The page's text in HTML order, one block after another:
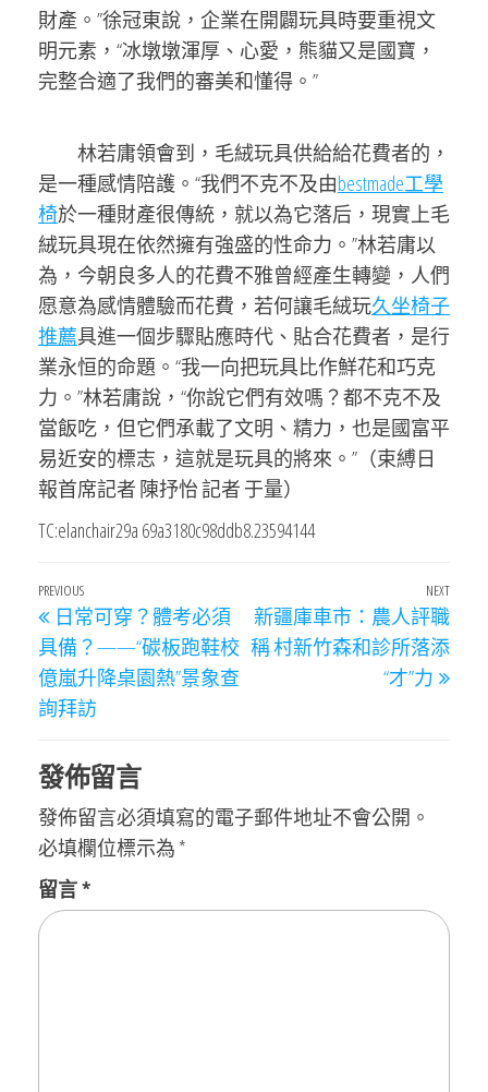
財產。”徐冠東說，企業在開闢玩具時要重視文
明元素，“冰墩墩渾厚、心愛，熊貓又是國寶，
完整合適了我們的審美和懂得。”
林若庸領會到，毛絨玩具供給給花費者的，
是一種感情陪護。“我們不克不及由bestmade工學
椅於一種財產很傳統，就以為它落后，現實上毛
絨玩具現在依然擁有強盛的性命力。”林若庸以
為，今朝良多人的花費不雅曾經產生轉變，人們
愿意為感情體驗而花費，若何讓毛絨玩久坐椅子
推薦具進一個步驟貼應時代、貼合花費者，是行
業永恒的命題。“我一向把玩具比作鮮花和巧克
力。”林若庸說，“你說它們有效嗎？都不克不及
當飯吃，但它們承載了文明、精力，也是國富平
易近安的標志，這就是玩具的將來。”（束縛日
報首席記者 陳抒怡 記者 于量）
TC:elanchair29a 69a3180c98ddb8.23594144
文
章
導
覽
Previous
Post
PREVIOUS
日常可穿？體考必須
具備？——“碳板跑鞋校
億嵐升降桌園熱”景象查
詢拜訪
Next
Post
NEXT
新疆庫車市：農人評職
稱 村新竹森和診所落添
“才”力
發佈留言
發佈留言必須填寫的電子郵件地址不會公開。
必填欄位標示為 *
留言*